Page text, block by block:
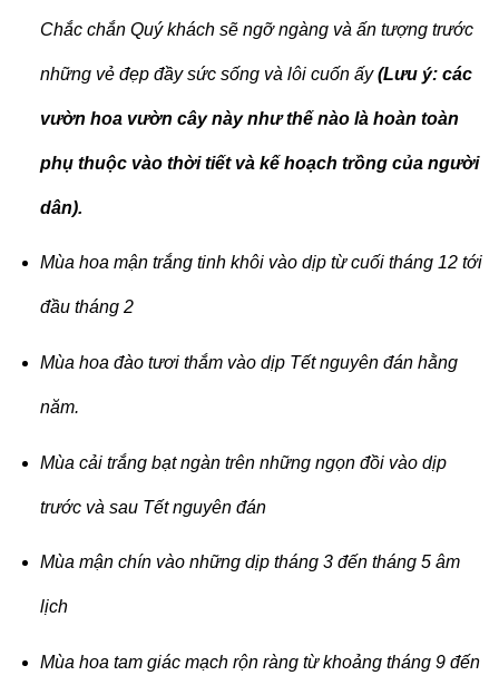
Chắc chắn Quý khách sẽ ngỡ ngàng và ấn tượng trước
những vẻ đẹp đầy sức sống và lôi cuốn ấy(Lưu ý: các
vườn hoa vườn cây này như thế nào là hoàn toàn
phụ thuộc vào thời tiết và kế hoạch trồng của người
dân).
Mùa hoa mận trắng tinh khôi vào dịp từ cuối tháng 12 tới
đầu tháng 2
Mùa hoa đào tươi thắm vào dịp Tết nguyên đán hằng
năm.
Mùa cải trắng bạt ngàn trên những ngọn đồi vào dịp
trước và sau Tết nguyên đán
Mùa mận chín vào những dịp tháng 3 đến tháng 5 âm
lịch
Mùa hoa tam giác mạch rộn ràng từ khoảng tháng 9 đến